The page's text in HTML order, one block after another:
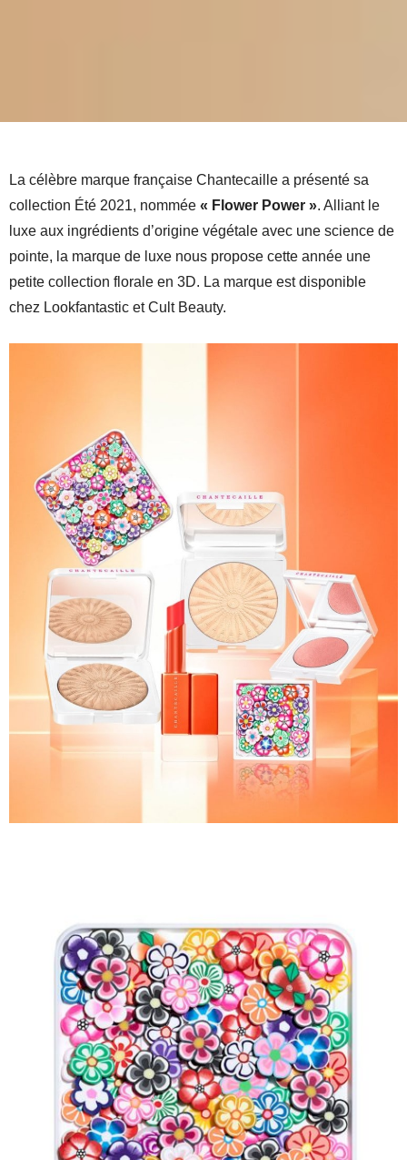
La célèbre marque française Chantecaille a présenté sa
collection Été 2021, nommée « Flower Power ». Alliant le
luxe aux ingrédients d’origine végétale avec une science de
pointe, la marque de luxe nous propose cette année une
petite collection florale en 3D. La marque est disponible
chez Lookfantastic et Cult Beauty.